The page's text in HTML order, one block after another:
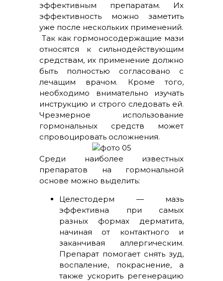
эффективным препаратам. Их
эффективность можно заметить
уже после нескольких применений.
Так как гормоносодержащие мази
относятся к сильнодействующим
средствам, их применение должно
быть полностью согласовано с
лечащим врачом. Кроме того,
необходимо внимательно изучать
инструкцию и строго следовать ей.
Чрезмерное использование
гормональных средств может
спровоцировать осложнения.
Среди наиболее известных
препаратов на гормональной
основе можно выделить:
Целестодерм — мазь
эффективна при самых
разных формах дерматита,
начиная от контактного и
заканчивая аллергическим.
Препарат помогает снять зуд,
воспаление, покраснение, а
также ускорить регенерацию